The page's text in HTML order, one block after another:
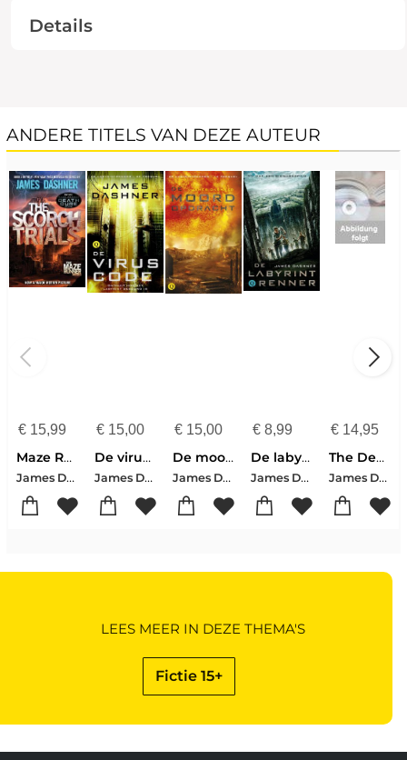
Details
ANDERE TITELS VAN DEZE AUTEUR
€15,99
Maze Runner 2. The Scorch Trials
James Dashner
€15,00
De viruscode
James Dashner
€ 15,00
De moordopdracht
James Dashner
€ 8,99
De labyrintrenner
James Dashner
€ 14,95
The Death Cure
James Dashner
Fictie 15+
LEES MEER IN DEZE THEMA'S